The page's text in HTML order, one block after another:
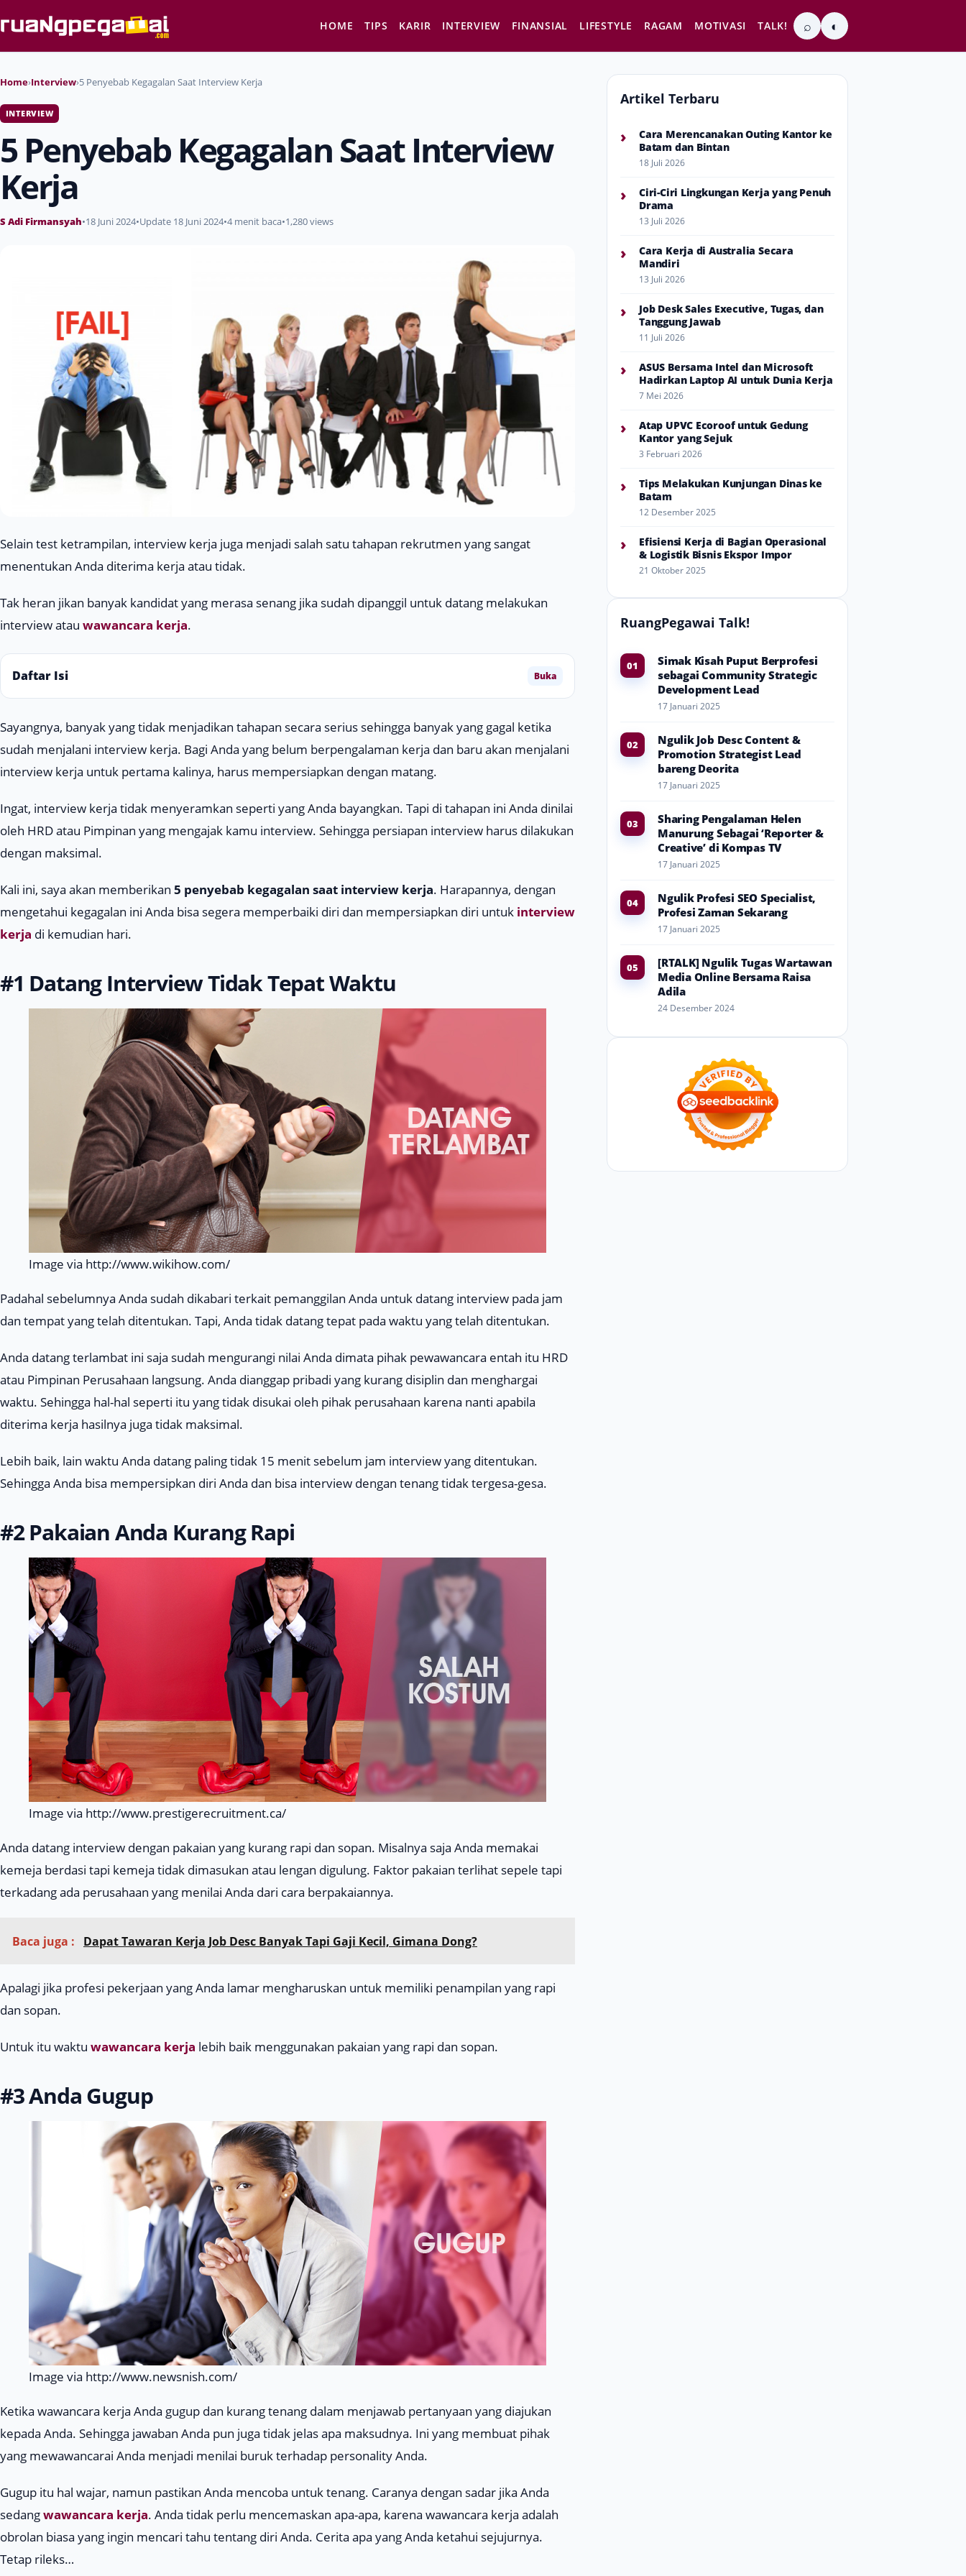
HOME TIPS KARIR INTERVIEW FINANSIAL LIFESTYLE RAGAM MOTIVASI TALK! ⌕ ◐
Home›Interview›5 Penyebab Kegagalan Saat Interview Kerja
INTERVIEW
5 Penyebab Kegagalan Saat Interview
Kerja
S Adi Firmansyah•18 Juni 2024•Update 18 Juni 2024•4 menit baca•1,280 views
Selain test ketrampilan, interview kerja juga menjadi salah satu tahapan rekrutmen yang sangat
menentukan Anda diterima kerja atau tidak.
Tak heran jikan banyak kandidat yang merasa senang jika sudah dipanggil untuk datang melakukan
interview atau wawancara kerja.
Daftar Isi Buka
Sayangnya, banyak yang tidak menjadikan tahapan secara serius sehingga banyak yang gagal ketika
sudah menjalani interview kerja. Bagi Anda yang belum berpengalaman kerja dan baru akan menjalani
interview kerja untuk pertama kalinya, harus mempersiapkan dengan matang.
Ingat, interview kerja tidak menyeramkan seperti yang Anda bayangkan. Tapi di tahapan ini Anda dinilai
oleh HRD atau Pimpinan yang mengajak kamu interview. Sehingga persiapan interview harus dilakukan
dengan maksimal.
Kali ini, saya akan memberikan 5 penyebab kegagalan saat interview kerja. Harapannya, dengan
mengetahui kegagalan ini Anda bisa segera memperbaiki diri dan mempersiapkan diri untuk interview
kerja di kemudian hari.
#1 Datang Interview Tidak Tepat Waktu
Image via http://www.wikihow.com/
Padahal sebelumnya Anda sudah dikabari terkait pemanggilan Anda untuk datang interview pada jam
dan tempat yang telah ditentukan. Tapi, Anda tidak datang tepat pada waktu yang telah ditentukan.
Anda datang terlambat ini saja sudah mengurangi nilai Anda dimata pihak pewawancara entah itu HRD
atau Pimpinan Perusahaan langsung. Anda dianggap pribadi yang kurang disiplin dan menghargai
waktu. Sehingga hal-hal seperti itu yang tidak disukai oleh pihak perusahaan karena nanti apabila
diterima kerja hasilnya juga tidak maksimal.
Lebih baik, lain waktu Anda datang paling tidak 15 menit sebelum jam interview yang ditentukan.
Sehingga Anda bisa mempersipkan diri Anda dan bisa interview dengan tenang tidak tergesa-gesa.
#2 Pakaian Anda Kurang Rapi
Image via http://www.prestigerecruitment.ca/
Anda datang interview dengan pakaian yang kurang rapi dan sopan. Misalnya saja Anda memakai
kemeja berdasi tapi kemeja tidak dimasukan atau lengan digulung. Faktor pakaian terlihat sepele tapi
terkadang ada perusahaan yang menilai Anda dari cara berpakaiannya.
Baca juga : Dapat Tawaran Kerja Job Desc Banyak Tapi Gaji Kecil, Gimana Dong?
Apalagi jika profesi pekerjaan yang Anda lamar mengharuskan untuk memiliki penampilan yang rapi
dan sopan.
Untuk itu waktu wawancara kerja lebih baik menggunakan pakaian yang rapi dan sopan.
#3 Anda Gugup
Image via http://www.newsnish.com/
Ketika wawancara kerja Anda gugup dan kurang tenang dalam menjawab pertanyaan yang diajukan
kepada Anda. Sehingga jawaban Anda pun juga tidak jelas apa maksudnya. Ini yang membuat pihak
yang mewawancarai Anda menjadi menilai buruk terhadap personalityAnda.
Gugup itu hal wajar, namun pastikan Anda mencoba untuk tenang. Caranya dengan sadar jika Anda
sedangwawancara kerja. Anda tidak perlu mencemaskan apa-apa, karena wawancara kerja adalah
obrolan biasa yang ingin mencari tahu tentang diri Anda. Cerita apa yang Anda ketahui sejujurnya.
Tetap rileks…
Artikel Terbaru
›
Cara Merencanakan Outing Kantor ke
Batam dan Bintan
18 Juli 2026
›
Ciri-Ciri Lingkungan Kerja yang Penuh
Drama
13 Juli 2026
›
Cara Kerja di Australia Secara
Mandiri
13 Juli 2026
›
Job Desk Sales Executive, Tugas, dan
Tanggung Jawab
11 Juli 2026
›
ASUS Bersama Intel dan Microsoft
Hadirkan Laptop AI untuk Dunia Kerja
7 Mei 2026
›
Atap UPVC Ecoroof untuk Gedung
Kantor yang Sejuk
3 Februari 2026
›
Tips Melakukan Kunjungan Dinas ke
Batam
12 Desember 2025
›
Efisiensi Kerja di Bagian Operasional
& Logistik Bisnis Ekspor Impor
21 Oktober 2025
RuangPegawai Talk!
01
Simak Kisah Puput Berprofesi
sebagai Community Strategic
Development Lead
17 Januari 2025
02
Ngulik Job Desc Content &
Promotion Strategist Lead
bareng Deorita
17 Januari 2025
03
Sharing Pengalaman Helen
Manurung Sebagai ‘Reporter &
Creative’ di Kompas TV
17 Januari 2025
04
Ngulik Profesi SEO Specialist,
Profesi Zaman Sekarang
17 Januari 2025
05
[RTALK] Ngulik Tugas Wartawan
Media Online Bersama Raisa
Adila
24 Desember 2024